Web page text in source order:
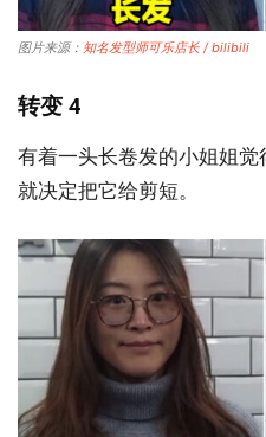
图片来源： 知名发型师可乐店长 / bilibili
转变 4
有着一头长卷发的小姐姐觉
就决定把它给剪短。